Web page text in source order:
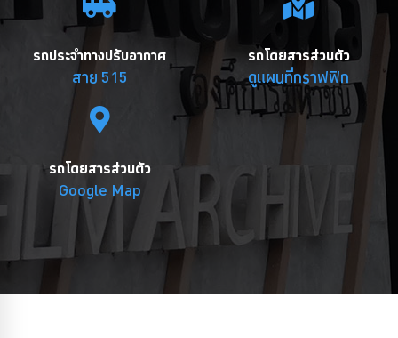
รถประจำทางปรับอากาศ
สาย 515
รถโดยสารส่วนตัว
ดูแผนที่กราฟฟิก
รถโดยสารส่วนตัว
Google Map